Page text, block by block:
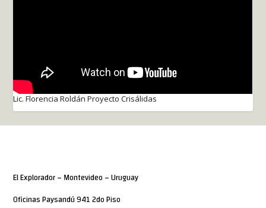
Lic. Florencia Roldán Proyecto Crisálidas
El Explorador – Montevideo – Uruguay
Oficinas Paysandú 941 2do Piso